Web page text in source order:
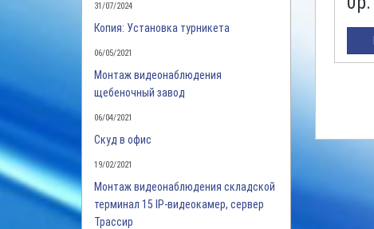
31/07/2024
Копия: Установка турникета
06/05/2021
Монтаж видеонаблюдения
щебеночный завод
06/04/2021
Скуд в офис
19/02/2021
Монтаж видеонаблюдения складской
терминал 15 IP-видеокамер, сервер
Трассир